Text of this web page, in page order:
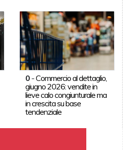
0 -Commercio al dettaglio,
giugno 2026: vendite in
lieve calo congiunturale ma
in crescita su base
tendenziale